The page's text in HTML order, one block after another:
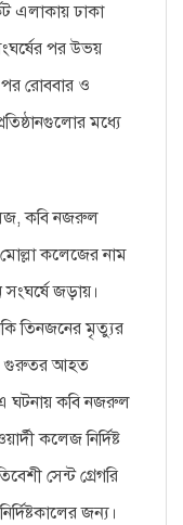
এলাকায় ঢাকা
পর উভয়
পর রোববার ও
মধ্যে
কবি নজরুল
কলেজের নাম
সংঘর্ষে জড়ায়।
তিনজনের মৃত্যুর
গুরুতর আহত
ঘটনায় কবি নজরুল
কলেজ নির্দিষ্ট
সেন্ট গ্রেগরি
জন্য।